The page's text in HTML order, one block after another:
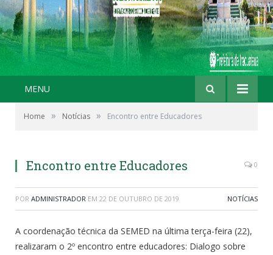
MENU
Home » Notícias » Encontro entre Educadores
Encontro entre Educadores 0
POR ADMINISTRADOR EM 22 DE OUTUBRO DE 2019 NOTÍCIAS
A coordenação técnica da SEMED na última terça-feira (22),
realizaram o 2º encontro entre educadores: Dialogo sobre